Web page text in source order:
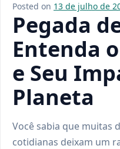
Posted on 13 de julho de
Pegada
Entenda
e Seu
Planeta
Você sabia que muitas
cotidianas deixam um